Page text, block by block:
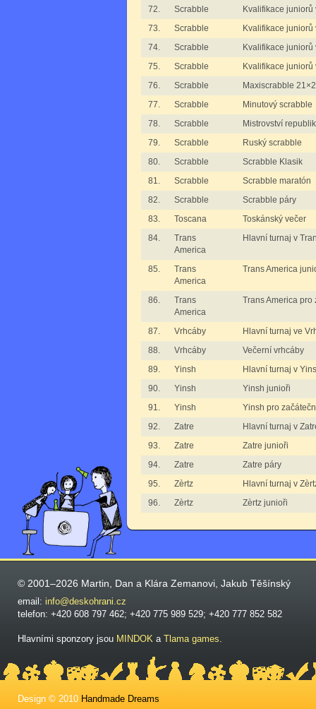
72. Scrabble
Kvalifikace juniorů
73.
Scrabble
Kvalifikace juniorů
74.
Scrabble
Kvalifikace juniorů
75.
Scrabble
Kvalifikace juniorů
76.
Scrabble
Maxiscrabble
77.
Scrabble
Minutový scrabble
78.
Scrabble
Mistrovství
79.
Scrabble
Ruský scrabble
80.
Scrabble
Scrabble Klasik
81.
Scrabble
Scrabble maratón
82.
Scrabble
Scrabble páry
83.
Toscana
Toskánský večer
84.
Trans
America
Hlavní turnaj v
85.
Trans
America
Trans America
86.
Trans
America
Trans America pro
87. Vrhcáby
Hlavní turnaj ve
88.
Vrhcáby
Večerní vrhcáby
89.
Yinsh
Hlavní turnaj v
90.
Yinsh
Yinsh junioři
91.
Yinsh
Yinsh pro
92.
Zatre
Hlavní turnaj v
93.
Zatre
Zatre junioři
94.
Zatre
Zatre páry
95.
Zèrtz
Hlavní turnaj v
96.
Zèrtz Zèrtz junioři
© 2001–2026 Martin, Dan a Klára Zemanovi, Jakub Těšínský
email: info@deskohrani.cz
telefon: +420 608 797 462; +420 775 989 529; +420 777 852 582
Hlavními sponzory jsou MINDOK a Tlama games.
Design © 2010 Handmade Dreams